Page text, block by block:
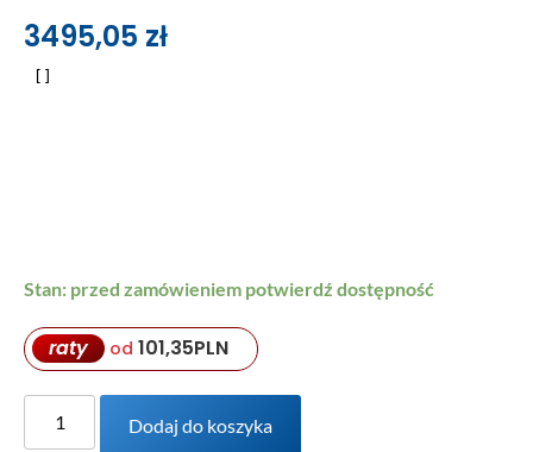
3495,05 zł
Stan: przed zamówieniem potwierdź dostępność
raty od 101,35PLN
Dodaj do koszyka